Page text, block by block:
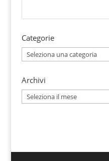
Categorie
Categorie
Archivi
Archivi